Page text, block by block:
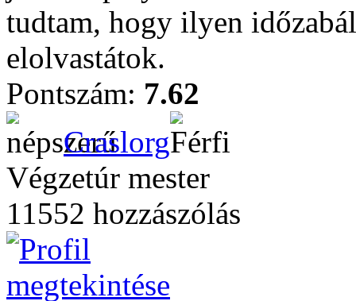
tudtam, hogy ilyen
elolvastátok.
Pontszám: 7.62
Craslorg
Végzetúr mester
11552 hozzászólás